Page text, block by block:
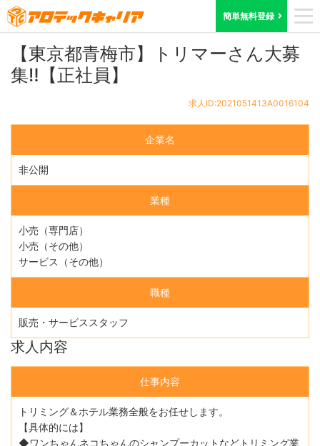
簡単無料登録
ホーム 求人検索 東京都 求人ID:2021051413A0016104
【東京都青梅市】トリマーさん大募
集‼【正社員】
求人ID:2021051413A0016104
企業名
非公開
業種
小売（専門店）
小売（その他）
サービス（その他）
職種
販売・サービススタッフ
求人内容
仕事内容
トリミング＆ホテル業務全般をお任せします。
【具体的には】
◆ワンちゃんネコちゃんのシャンプーカットなどトリミング業